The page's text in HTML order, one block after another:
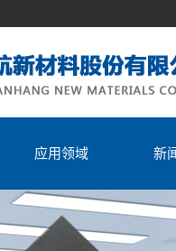
应用领域 新